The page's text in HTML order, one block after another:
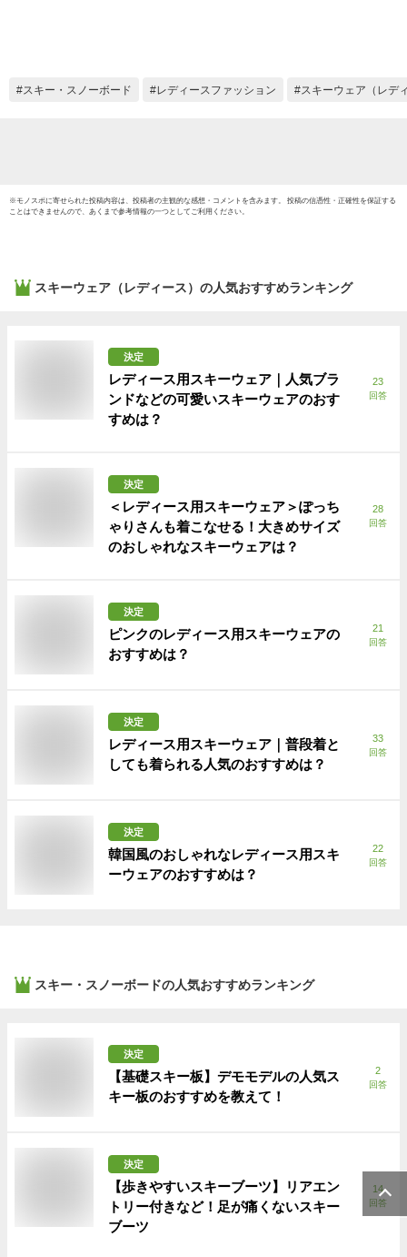
綿 撥水 防風 防寒 着
しゃ
スキー・スノーボード レディースファッション スキーウェア（レデ
※モノスポに寄せられた投稿内容は、投稿者の主観的な感想・コメントを含みます。 投稿の信憑性・正確性を保証する
ことはできませんので、あくまで参考情報の一つとしてご利用ください。
スキーウェア（レディース） の人気おすすめランキング
決定
レディース用スキーウェア｜人気ブラ
ンドなどの可愛いスキーウェアのおす
すめは？
23
回答
決定
＜レディース用スキーウェア＞ぽっち
ゃりさんも着こなせる！大きめサイズ
のおしゃれなスキーウェアは？
28
回答
決定
ピンクのレディース用スキーウェアの
おすすめは？
21
回答
決定
レディース用スキーウェア｜普段着と
しても着られる人気のおすすめは？
33
回答
決定
韓国風のおしゃれなレディース用スキ
ーウェアのおすすめは？
22
回答
スキー・スノーボードの人気おすすめランキング
決定
【基礎スキー板】デモモデルの人気ス
キー板のおすすめを教えて！
2
回答
決定
【歩きやすいスキーブーツ】リアエン
トリー付きなど！足が痛くないスキー
ブーツ
14
回答